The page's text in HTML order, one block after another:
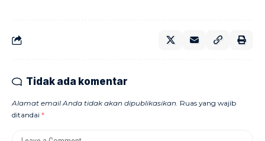
Tidak ada komentar
Alamat email Anda tidak akan dipublikasikan. Ruas yang wajib
ditandai *